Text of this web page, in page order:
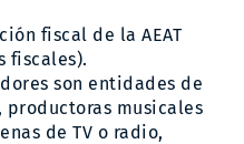
fiscal de la AEAT
fiscales).
son entidades de
productoras musicales
de TV o radio,